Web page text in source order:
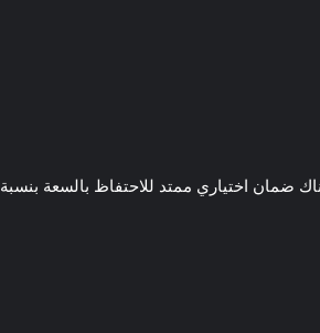
على 90٪ من سعتها الأولية بعد 10 سنوات / 240.000 كم (150.000 ميل). سيكون هناك ضمان اختياري ممتد للاحتفاظ بالسعة بنسبة